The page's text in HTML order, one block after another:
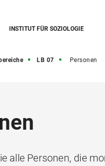
INSTITUT FÜR SOZIOLOGIE
LB 07 Personen
alle Personen, die